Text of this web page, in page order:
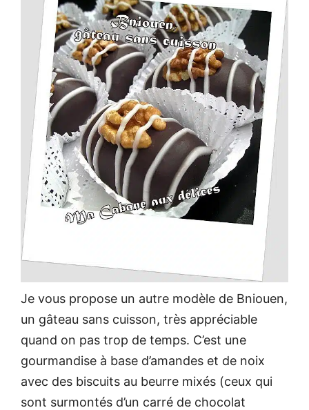
Je vous propose un autre modèle de Bniouen,
un gâteau sans cuisson, très appréciable
quand on pas trop de temps. C’est une
gourmandise à base d’amandes et de noix
avec des biscuits au beurre mixés (ceux qui
sont surmontés d’un carré de chocolat